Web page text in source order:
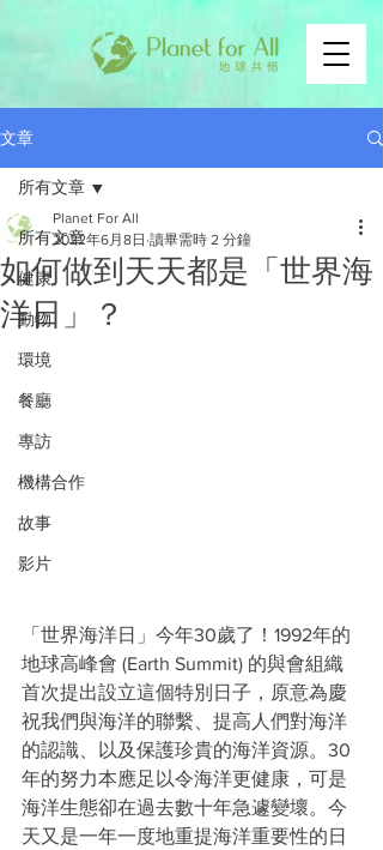
文章
所有文章
健康
動物
環境
餐廳
專訪
機構合作
故事
影片
所有文章
如何做到天天都是「世界海
洋日」？
Planet For All
2022年6月8日 讀畢需時 2 分鐘
「世界海洋日」今年30歲了！1992年的
地球高峰會 (Earth Summit) 的與會組織
首次提出設立這個特別日子，原意為慶
祝我們與海洋的聯繫、提高人們對海洋
的認識、以及保護珍貴的海洋資源。30
年的努力本應足以令海洋更健康，可是
海洋生態卻在過去數十年急遽變壞。今
天又是一年一度地重提海洋重要性的日